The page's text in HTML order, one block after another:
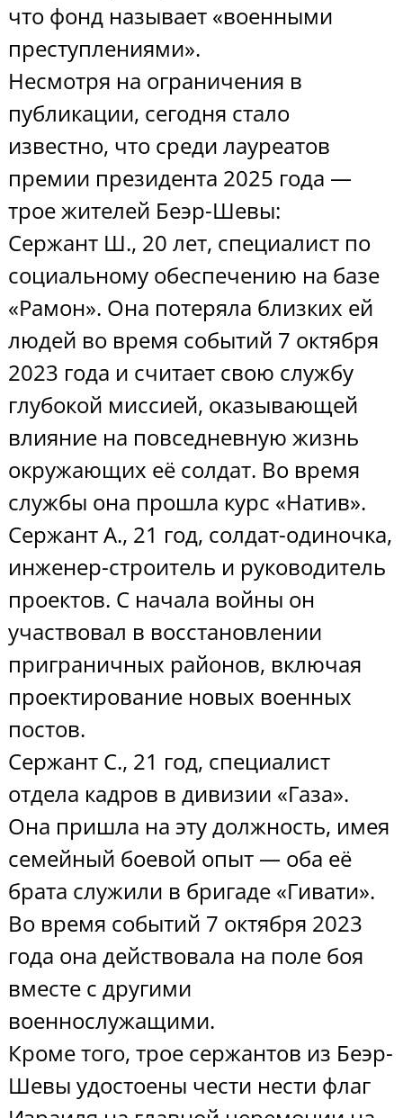
что фонд называет «военными
преступлениями».
Несмотря на ограничения в
публикации, сегодня стало
известно, что среди лауреатов
премии президента 2025 года —
трое жителей Беэр-Шевы:
Сержант Ш., 20 лет, специалист по
социальному обеспечению на базе
«Рамон». Она потеряла близких ей
людей во время событий 7 октября
2023 года и считает свою службу
глубокой миссией, оказывающей
влияние на повседневную жизнь
окружающих её солдат. Во время
службы она прошла курс «Натив».
Сержант А., 21 год, солдат-одиночка,
инженер-строитель и руководитель
проектов. С начала войны он
участвовал в восстановлении
приграничных районов, включая
проектирование новых военных
постов.
Сержант С., 21 год, специалист
отдела кадров в дивизии «Газа».
Она пришла на эту должность, имея
семейный боевой опыт — оба её
брата служили в бригаде «Гивати».
Во время событий 7 октября 2023
года она действовала на поле боя
вместе с другими
военнослужащими.
Кроме того, трое сержантов из Беэр-
Шевы удостоены чести нести флаг